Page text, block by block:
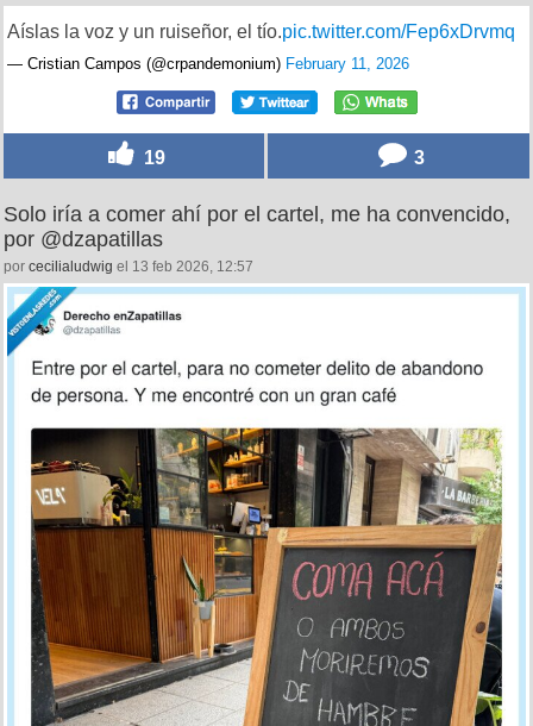
Aíslas la voz y un ruiseñor, el tío.pic.twitter.com/Fep6xDrvmq
— Cristian Campos (@crpandemonium) February 11, 2026
19 3
Solo iría a comer ahí por el cartel, me ha convencido,
por @dzapatillas
por cecilialudwig el 13 feb 2026, 12:57